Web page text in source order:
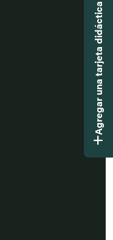
Agregar una tarjeta didáctica